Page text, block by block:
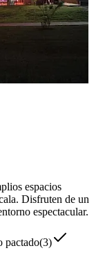
espacios
Disfruten de un
espectacular.
pactado(3)